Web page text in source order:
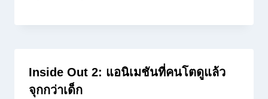
Inside Out 2: แอนิเมชันที่คนโตดูแล้ว
จุกกว่าเด็ก